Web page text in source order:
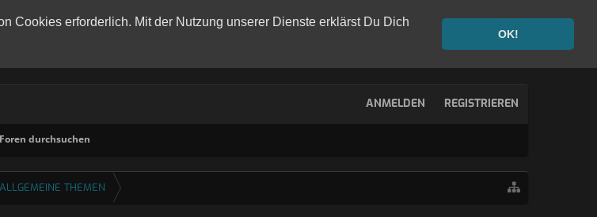
Cookies erforderlich. Mit der Nutzung unserer Dienste erklärst Du Dich
OK!
Foren durchsuchen
ANMELDEN REGISTRIEREN
THEMEN